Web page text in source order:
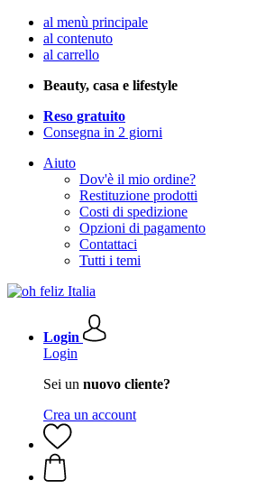
al menù principale
al contenuto
al carrello
Beauty, casa e lifestyle
Reso gratuito
Consegna in 2 giorni
Aiuto
Dov'è il mio ordine?
Restituzione prodotti
Costi di spedizione
Opzioni di pagamento
Contattaci
Tutti i temi
Login
Login
Sei un nuovo cliente?
Crea un account